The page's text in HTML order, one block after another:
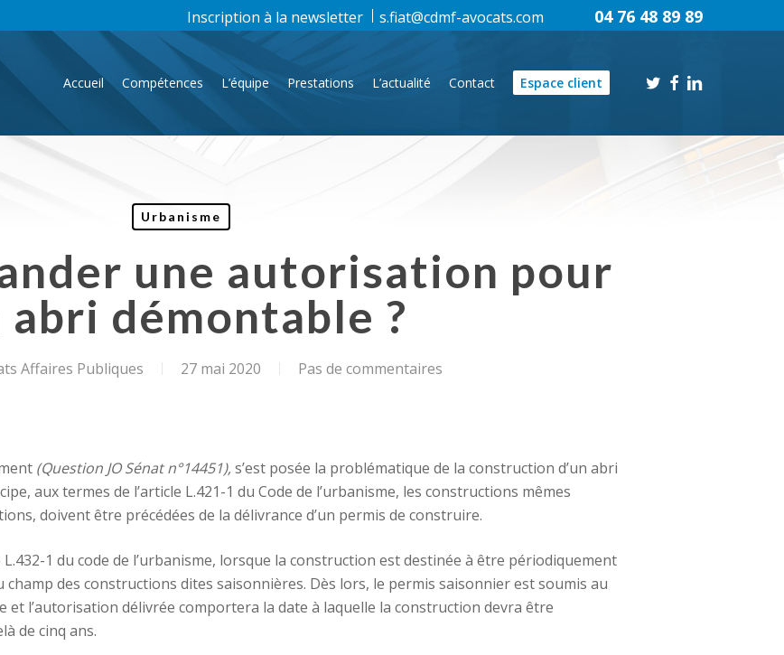
Accueil Compétences L’équipe Prestations L’actualité Contact Espace client twitterfacebook
linkedin
Inscription à la newsletter s.fiat@cdmf-avocats.com 04 76 48 89 89
Urbanisme
une autorisation pour
abri démontable ?
Affaires Publiques 27 mai 2020 Pas de commentaires
(Question JO Sénat n°14451),s’est posée la problématique de la construction d’un abri
aux termes de l’article L.421-1 du Code de l’urbanisme, les constructions mêmes
doivent être précédées de la délivrance d’un permis de construire.
L.432-1 du code de l’urbanisme, lorsque la construction est destinée à être périodiquement
des constructions dites saisonnières. Dès lors, le permis saisonnier est soumis au
et l’autorisation délivrée comportera la date à laquelle la construction devra être
de cinq ans.